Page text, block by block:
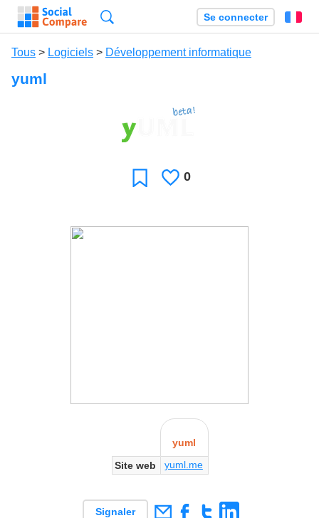
Se connecter
Tous > Logiciels > Développement informatique
yuml
Favori J'aime
0
yuml
Site web
yuml.me
Signaler